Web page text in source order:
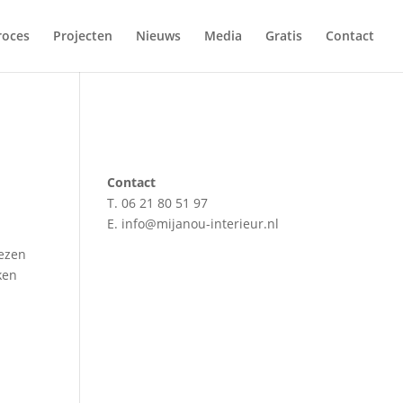
Projecten Nieuws Media Gratis Contact
Contact
T. 06 21 80 51 97
E. info@mijanou-interieur.nl